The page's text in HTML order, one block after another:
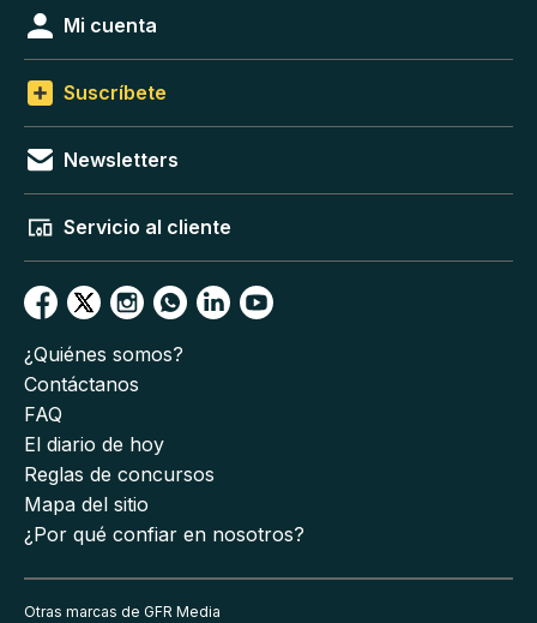
Mi cuenta
Suscríbete
Newsletters
Servicio al cliente
¿Quiénes somos?
Contáctanos
FAQ
El diario de hoy
Reglas de concursos
Mapa del sitio
¿Por qué confiar en nosotros?
Otras marcas de GFR Media